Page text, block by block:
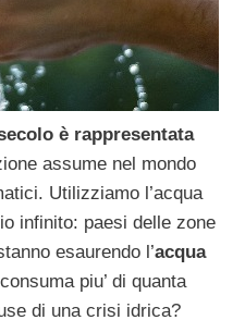
è rappresentata
assume nel mondo
Utilizziamo l’acqua
infinito: paesi delle zone
esaurendo l’acqua
piu’ di quanta
di una crisi idrica?